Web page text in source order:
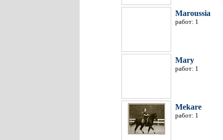
Maroussia
работ: 1
Mary
работ: 1
Mekare
работ: 1